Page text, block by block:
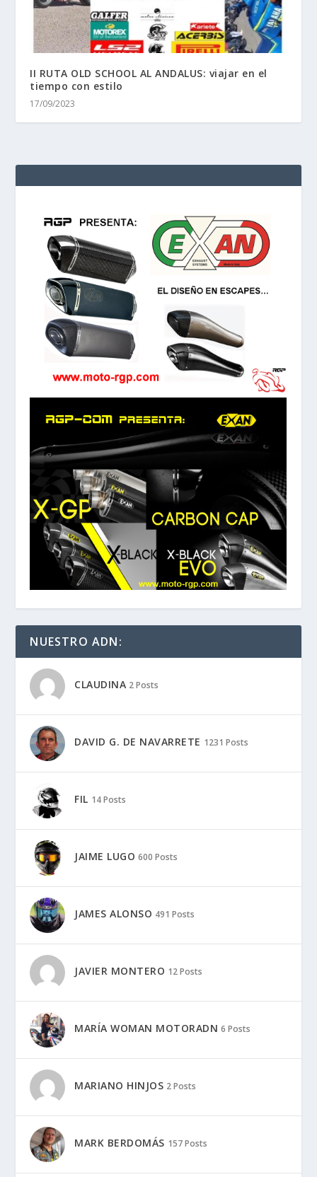
II RUTA OLD SCHOOL AL ANDALUS: viajar en el
tiempo con estilo
17/09/2023
NUESTRO ADN:
CLAUDINA 2 Posts
DAVID G. DE NAVARRETE 1231 Posts
FIL 14 Posts
JAIME LUGO 600 Posts
JAMES ALONSO 491 Posts
JAVIER MONTERO 12 Posts
MARÍA WOMAN MOTORADN 6 Posts
MARIANO HINJOS 2 Posts
MARK BERDOMÁS 157 Posts